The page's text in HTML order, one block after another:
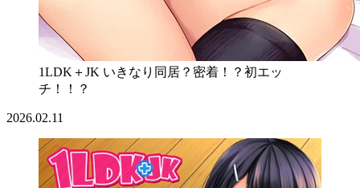
1LDK＋JK いきなり同居？密着！？初エッ
チ！！？
2026.02.11